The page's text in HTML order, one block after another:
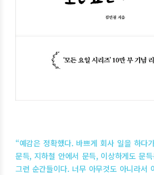
“예감은 정확했다. 바쁘게 회사 일을 하다
문득, 지하철 안에서 문득, 이상하게도 문
그런 순간들이다. 너무 아무것도 아니라서